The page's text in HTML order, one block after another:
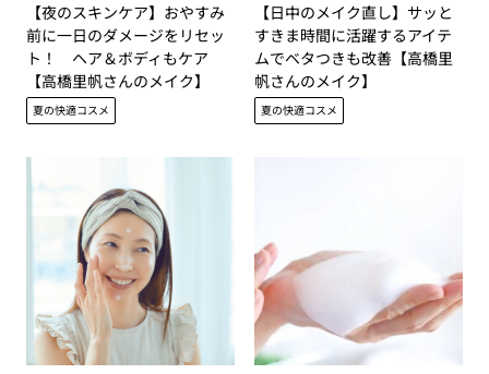
【夜のスキンケア】おやすみ
前に一日のダメージをリセッ
ト！ ヘア＆ボディもケア
【高橋里帆さんのメイク】
夏の快適コスメ
【日中のメイク直し】サッと
すきま時間に活躍するアイテ
ムでベタつきも改善【高橋里
帆さんのメイク】
夏の快適コスメ